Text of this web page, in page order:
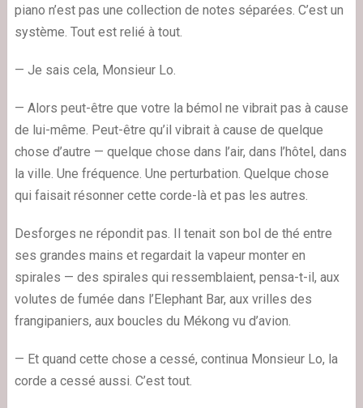
piano n’est pas une collection de notes séparées. C’est un
système. Tout est relié à tout.
— Je sais cela, Monsieur Lo.
— Alors peut-être que votre la bémol ne vibrait pas à cause
de lui-même. Peut-être qu’il vibrait à cause de quelque
chose d’autre — quelque chose dans l’air, dans l’hôtel, dans
la ville. Une fréquence. Une perturbation. Quelque chose
qui faisait résonner cette corde-là et pas les autres.
Desforges ne répondit pas. Il tenait son bol de thé entre
ses grandes mains et regardait la vapeur monter en
spirales — des spirales qui ressemblaient, pensa-t-il, aux
volutes de fumée dans l’Elephant Bar, aux vrilles des
frangipaniers, aux boucles du Mékong vu d’avion.
— Et quand cette chose a cessé, continua Monsieur Lo, la
corde a cessé aussi. C’est tout.